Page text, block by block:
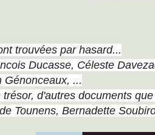
trouvées par hasard...
Ducasse, Céleste
Génonceaux, ...
d'autres documents
Tounens, Bernadette